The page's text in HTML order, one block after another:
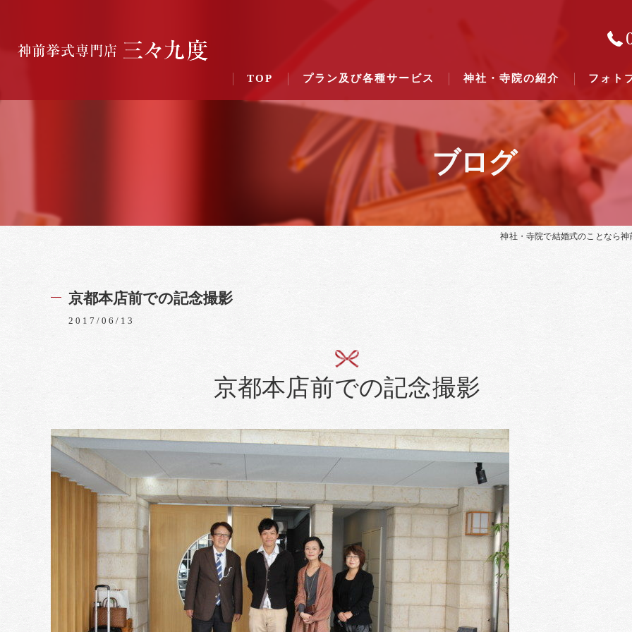
TOP プラン及び各種サービス 神社・寺院の紹介
結婚式のできる東京都下の神社
結婚式のできる関東六県の神社
フォト
ブログ
神社・寺院で結婚式のことなら
京都本店前での記念撮影
2017/06/13
京都本店前での記念撮影